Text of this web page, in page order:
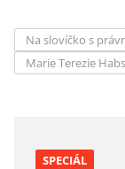
Na slovíčko s
Marie Terezie
SPECIÁL